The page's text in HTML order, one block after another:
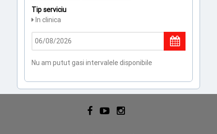
Tip serviciu
In clinica
Nu am putut gasi intervalele disponibile